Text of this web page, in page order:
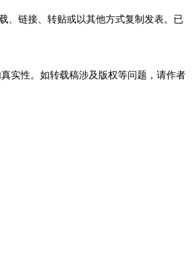
、链接、转贴或以其他方式复制发表。已
实性。如转载稿涉及版权等问题，请作者